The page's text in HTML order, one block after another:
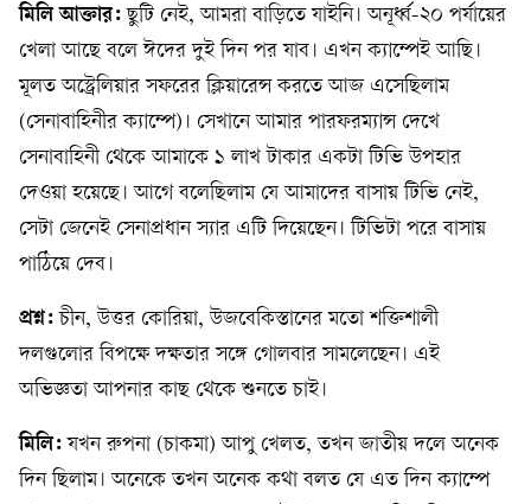
মিলি আক্তার: ছুটি নেই, আমরা বাড়িতে যাইনি। অনূর্ধ্ব-২০ পর্যায়ের
খেলা আছে বলে ঈদের দুই দিন পর যাব। এখন ক্যাম্পেই আছি।
মূলত অস্ট্রেলিয়ার সফরের ক্লিয়ারেন্স করতে আজ এসেছিলাম
(সেনাবাহিনীর ক্যাম্পে)। সেখানে আমার পারফরম্যান্স দেখে
সেনাবাহিনী থেকে আমাকে ১ লাখ টাকার একটা টিভি উপহার
দেওয়া হয়েছে। আগে বলেছিলাম যে আমাদের বাসায় টিভি নেই,
সেটা জেনেই সেনাপ্রধান স্যার এটি দিয়েছেন। টিভিটা পরে বাসায়
পাঠিয়ে দেব।
প্রশ্ন: চীন, উত্তর কোরিয়া, উজবেকিস্তানের মতো শক্তিশালী
দলগুলোর বিপক্ষে দক্ষতার সঙ্গে গোলবার সামলেছেন। এই
অভিজ্ঞতা আপনার কাছ থেকে শুনতে চাই।
মিলি: যখন রুপনা (চাকমা) আপু খেলত, তখন জাতীয় দলে অনেক
দিন ছিলাম। অনেকে তখন অনেক কথা বলত যে এত দিন ক্যাম্পে